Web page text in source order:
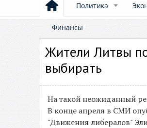
Политика
Финансы
Жители Литвы
выбирать
На такой неожиданный
В конце апреля в СМИ
"Движения либералов"